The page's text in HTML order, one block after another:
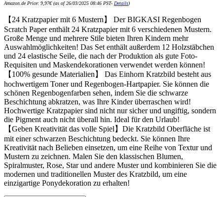
Amazon.de Price: 9,97€(as of 26/03/2025 08:46 PST- Details)
【24 Kratzpapier mit 6 Mustern】 Der BIGKASI Regenbogen
Scratch Paper enthält 24 Kratzpapier mit 6 verschiedenen Mustern.
Große Menge und mehrere Stile bieten Ihren Kindern mehr
Auswahlmöglichkeiten! Das Set enthält außerdem 12 Holzstäbchen
und 24 elastische Seile, die nach der Produktion als gute Foto-
Requisiten und Maskendekorationen verwendet werden können!
【100% gesunde Materialien】 Das Einhorn Kratzbild besteht aus
hochwertigem Toner und Regenbogen-Hartpapier. Sie können die
schönen Regenbogenfarben sehen, indem Sie die schwarze
Beschichtung abkratzen, was Ihre Kinder überraschen wird!
Hochwertige Kratzpapier sind nicht nur sicher und ungiftig, sondern
die Pigment auch nicht überall hin. Ideal für den Urlaub!
【Geben Kreativität das volle Spiel】Die Kratzbild Oberfläche ist
mit einer schwarzen Beschichtung bedeckt. Sie können Ihre
Kreativität nach Belieben einsetzen, um eine Reihe von Textur und
Mustern zu zeichnen. Malen Sie den klassischen Blumen,
Spiralmuster, Rose, Star und andere Muster und kombinieren Sie die
modernen und traditionellen Muster des Kratzbild, um eine
einzigartige Ponydekoration zu erhalten!